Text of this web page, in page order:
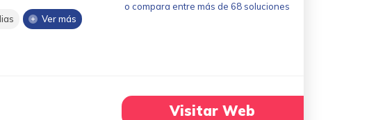
Ver más
o compara entre más de 68 soluciones
Visitar Web